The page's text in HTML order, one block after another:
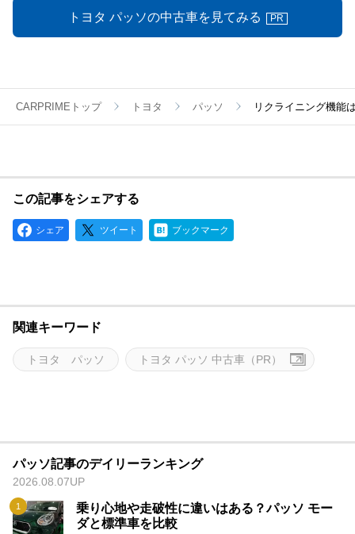
トヨタ パッソの中古車を見てみる PR
CARPRIMEトップ トヨタ パッソ リクライニング機能
この記事をシェアする
シェア ツイート ブックマーク
関連キーワード
トヨタ パッソ トヨタ パッソ 中古車（PR）
パッソ記事のデイリーランキング
2026.08.07UP
乗り心地や走破性に違いはある？パッソ モー
ダと標準車を比較